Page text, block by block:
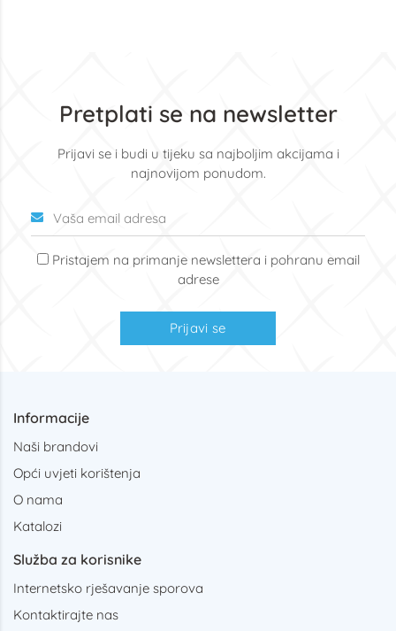
Pretplati se na newsletter
Prijavi se i budi u tijeku sa najboljim akcijama i
najnovijom ponudom.
Pristajem na primanje newslettera i pohranu email
adrese
Prijavi se
Informacije
Naši brandovi
Opći uvjeti korištenja
O nama
Katalozi
Služba za korisnike
Internetsko rješavanje sporova
Kontaktirajte nas